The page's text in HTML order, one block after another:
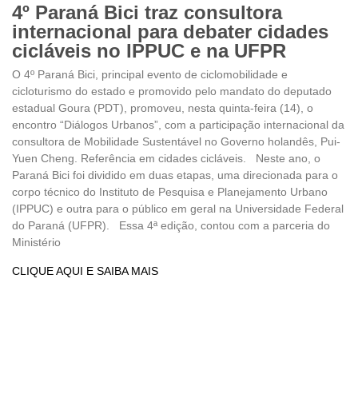
4º Paraná Bici traz consultora
internacional para debater cidades
cicláveis no IPPUC e na UFPR
O 4º Paraná Bici, principal evento de ciclomobilidade e
cicloturismo do estado e promovido pelo mandato do deputado
estadual Goura (PDT), promoveu, nesta quinta-feira (14), o
encontro “Diálogos Urbanos”, com a participação internacional da
consultora de Mobilidade Sustentável no Governo holandês, Pui-
Yuen Cheng. Referência em cidades cicláveis. Neste ano, o
Paraná Bici foi dividido em duas etapas, uma direcionada para o
corpo técnico do Instituto de Pesquisa e Planejamento Urbano
(IPPUC) e outra para o público em geral na Universidade Federal
do Paraná (UFPR). Essa 4ª edição, contou com a parceria do
Ministério
CLIQUE AQUI E SAIBA MAIS